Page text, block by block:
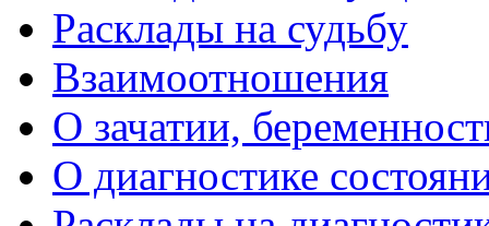
Расклады на судьбу
Взаимоотношения
О зачатии,
О диагностике